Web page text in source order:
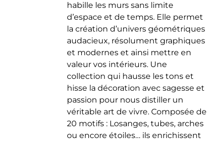
habille les murs sans limite
d’espace et de temps. Elle permet
la création d’univers géométriques
audacieux, résolument graphiques
et modernes et ainsi mettre en
valeur vos intérieurs. Une
collection qui hausse les tons et
hisse la décoration avec sagesse et
passion pour nous distiller un
véritable art de vivre. Composée de
20 motifs : Losanges, tubes, arches
ou encore étoiles… ils enrichissent